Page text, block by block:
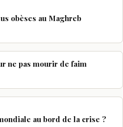
obèses au Maghreb
ne pas mourir de faim
au bord de la crise ?